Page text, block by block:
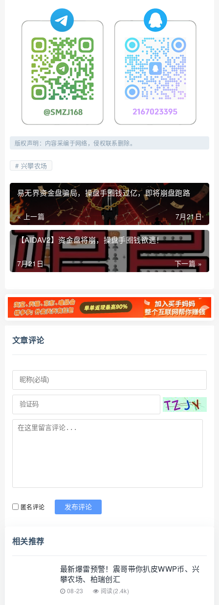
版权声明：内容采编于网络，侵权联系删除。
兴攀农场
易无界资金盘骗局，操盘手圈钱过亿，即将崩盘跑路
« 上一篇 7月21日
【AIDAV2】资金盘将崩，操盘手圈钱欲逃！
下一篇 »
7月21日
文章评论
匿名评论 发布评论
相关推荐
最新爆雷预警！震哥带你扒皮WWP币、兴
攀农场、柏瑞创汇
08-23 阅读(2.4k)